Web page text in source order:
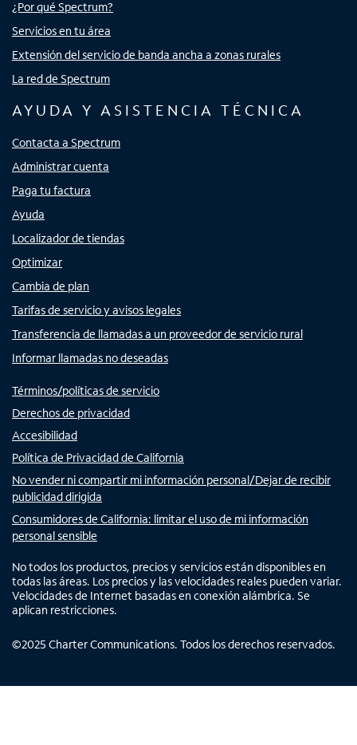
¿Por qué Spectrum?
Servicios en tu área
Extensión del servicio de banda ancha a zonas rurales
La red de Spectrum
AYUDA Y ASISTENCIA TÉCNICA
Contacta a Spectrum
Administrar cuenta
Paga tu factura
Ayuda
Localizador de tiendas
Optimizar
Cambia de plan
Tarifas de servicio y avisos legales
Transferencia de llamadas a un proveedor de servicio rural
Informar llamadas no deseadas
Términos/políticas de servicio
Derechos de privacidad
Accesibilidad
Política de Privacidad de California
No vender ni compartir mi información personal/Dejar de recibir
publicidad dirigida
Consumidores de California: limitar el uso de mi información
personal sensible
No todos los productos, precios y servicios están disponibles en
todas las áreas. Los precios y las velocidades reales pueden variar.
Velocidades de Internet basadas en conexión alámbrica. Se
aplican restricciones.
©2025 Charter Communications. Todos los derechos reservados.